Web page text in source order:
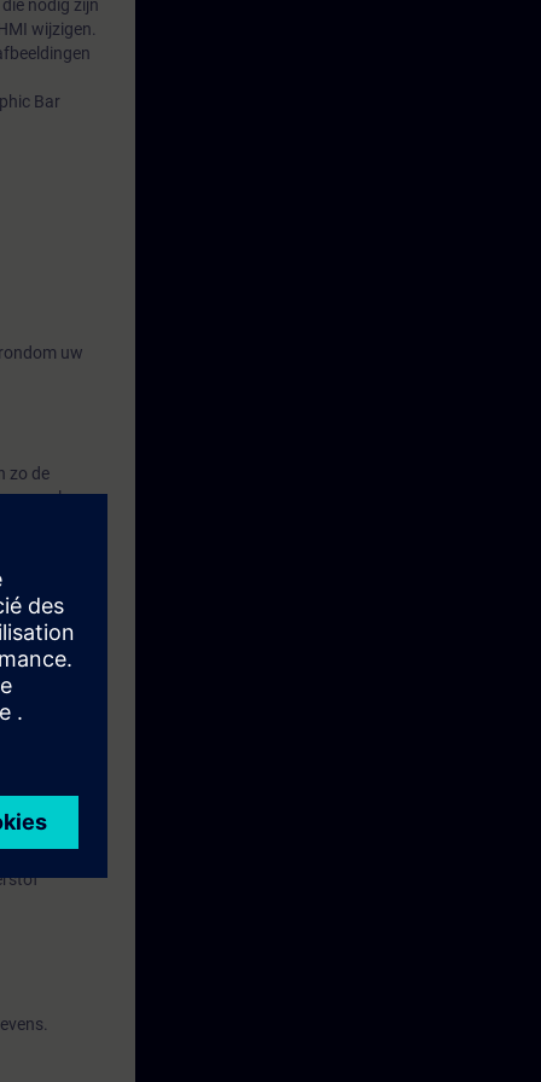
nodig zijn
wijzigen.
Bar
uw
zo de
er veel
de Logo